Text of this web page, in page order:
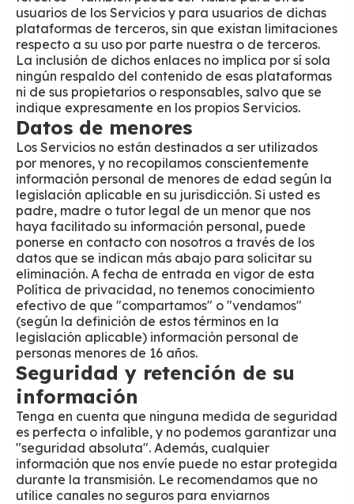
usuarios de los Servicios y para usuarios de dichas
plataformas de terceros, sin que existan limitaciones
respecto a su uso por parte nuestra o de terceros.
La inclusión de dichos enlaces no implica por sí sola
ningún respaldo del contenido de esas plataformas
ni de sus propietarios o responsables, salvo que se
indique expresamente en los propios Servicios.
Datos de menores
Los Servicios no están destinados a ser utilizados
por menores, y no recopilamos conscientemente
información personal de menores de edad según la
legislación aplicable en su jurisdicción. Si usted es
padre, madre o tutor legal de un menor que nos
haya facilitado su información personal, puede
ponerse en contacto con nosotros a través de los
datos que se indican más abajo para solicitar su
eliminación. A fecha de entrada en vigor de esta
Política de privacidad, no tenemos conocimiento
efectivo de que "compartamos" o "vendamos"
(según la definición de estos términos en la
legislación aplicable) información personal de
personas menores de 16 años.
Seguridad y retención de su
información
Tenga en cuenta que ninguna medida de seguridad
es perfecta o infalible, y no podemos garantizar una
"seguridad absoluta". Además, cualquier
información que nos envíe puede no estar protegida
durante la transmisión. Le recomendamos que no
utilice canales no seguros para enviarnos